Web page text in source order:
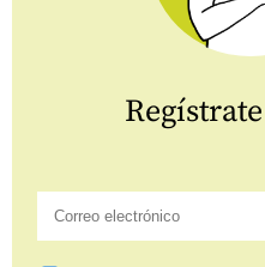
Regístrate